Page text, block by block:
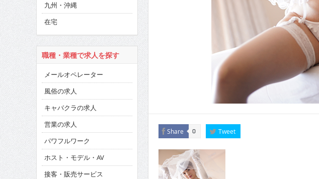
Share 0 Tweet
九州・沖縄
在宅
職種・業種で求人を探す
メールオペレーター
風俗の求人
キャバクラの求人
営業の求人
パワフルワーク
ホスト・モデル・AV
接客・販売サービス